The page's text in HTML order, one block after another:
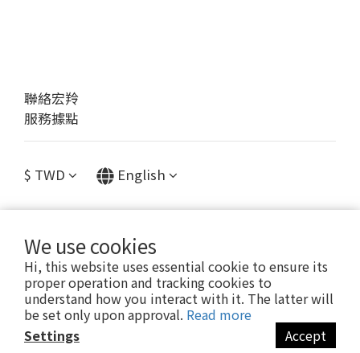
We use cookies
Hi, this website uses essential cookie to ensure its
proper operation and tracking cookies to
understand how you interact with it. The latter will
be set only upon approval. Read more
Settings
Accept
聯絡宏羚
服務據點
$ TWD English
提醒您，我們不會以電話或簡訊方式通知變更付款方式。
Copyright© [2023 宏羚股份有限公司]